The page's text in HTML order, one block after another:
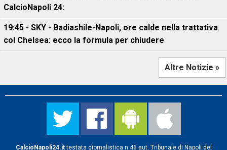
CalcioNapoli 24:
19:45 - SKY - Badiashile-Napoli, ore calde nella trattativa
col Chelsea: ecco la formula per chiudere
Altre Notizie »
CalcioNapoli24.ittestata giornalistica n.46 aut. Tribunale di Napoli del